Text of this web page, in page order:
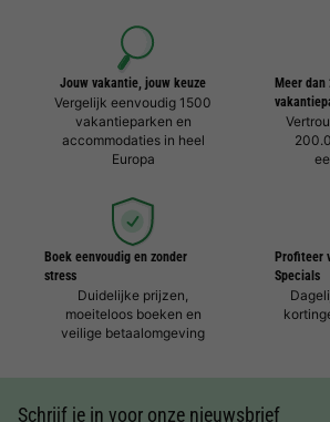
Jouw vakantie, jouw keuze
Vergelijk eenvoudig 1500
vakantieparken en
accommodaties in heel
Europa
Meer
Boek eenvoudig en zonder
stress
Duidelijke prijzen,
moeiteloos boeken en
veilige betaalomgeving
Profiteer
Specials
Schrijf je in voor onze nieuwsbrief